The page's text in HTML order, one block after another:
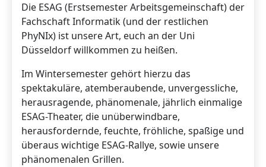
Die ESAG (Erstsemester Arbeitsgemeinschaft) der
Fachschaft Informatik (und der restlichen
PhyNIx) ist unsere Art, euch an der Uni
Düsseldorf willkommen zu heißen.
Im Wintersemester gehört hierzu das
spektakuläre, atemberaubende, unvergessliche,
herausragende, phänomenale, jährlich einmalige
ESAG-Theater, die unüberwindbare,
herausfordernde, feuchte, fröhliche, spaßige und
überaus wichtige ESAG-Rallye, sowie unsere
phänomenalen Grillen.